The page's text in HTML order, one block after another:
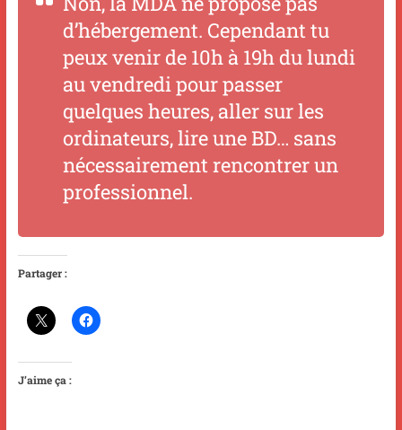
d’hébergement. Cependant tu
peux venir de 10h à 19h du lundi
au vendredi pour passer
quelques heures, aller sur les
ordinateurs, lire une BD… sans
nécessairement rencontrer un
professionnel.
Partager :
J’aime ça :